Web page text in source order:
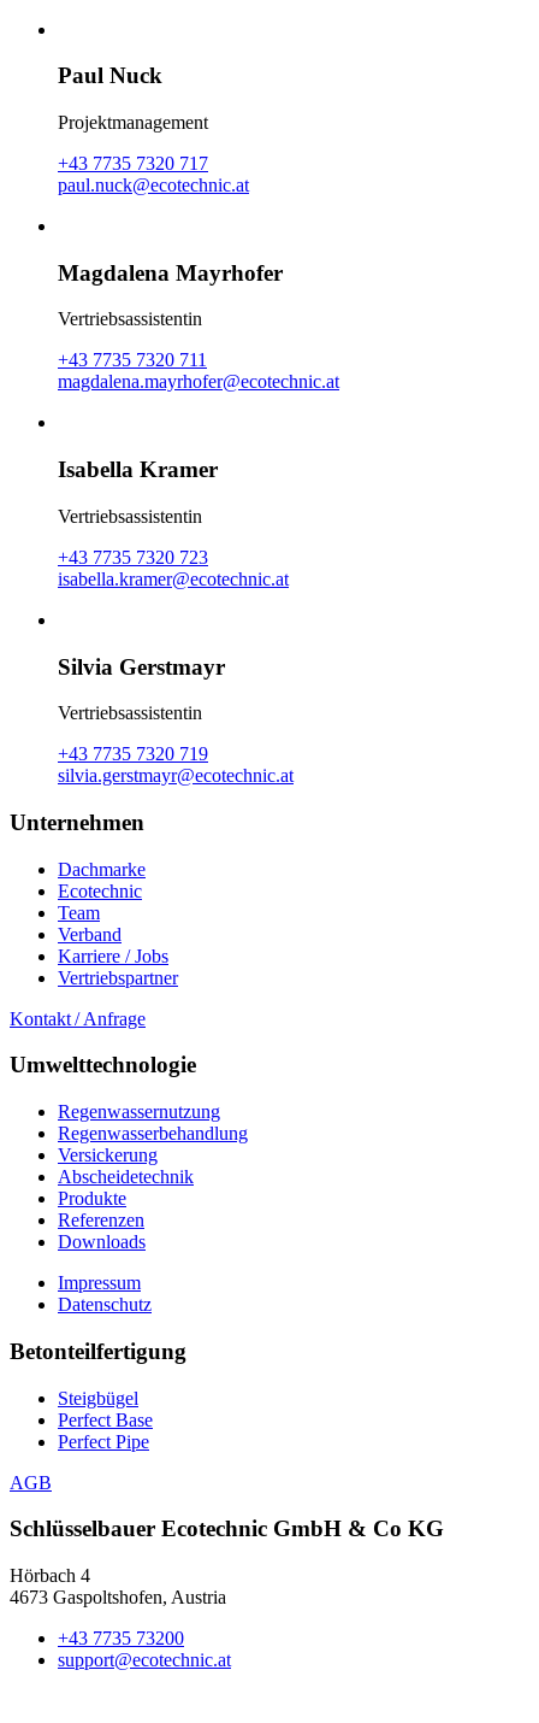
Paul Nuck
Projektmanagement
+43 7735 7320 717
paul.nuck@ecotechnic.at
Magdalena Mayrhofer
Vertriebsassistentin
+43 7735 7320 711
magdalena.mayrhofer@ecotechnic.at
Isabella Kramer
Vertriebsassistentin
+43 7735 7320 723
isabella.kramer@ecotechnic.at
Silvia Gerstmayr
Vertriebsassistentin
+43 7735 7320 719
silvia.gerstmayr@ecotechnic.at
Unternehmen
Dachmarke
Ecotechnic
Team
Verband
Karriere / Jobs
Vertriebspartner
Kontakt / Anfrage
Umwelttechnologie
Regenwassernutzung
Regenwasserbehandlung
Versickerung
Abscheidetechnik
Produkte
Referenzen
Downloads
Impressum
Datenschutz
Betonteilfertigung
Steigbügel
Perfect Base
Perfect Pipe
AGB
Schlüsselbauer Ecotechnic GmbH & Co KG
Hörbach 4
4673 Gaspoltshofen, Austria
+43 7735 73200
support@ecotechnic.at